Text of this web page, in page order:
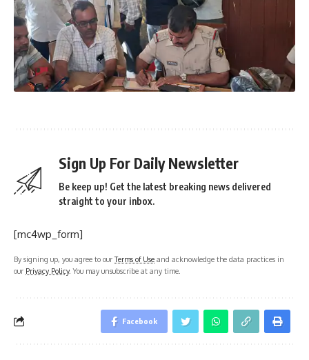
Sign Up For Daily Newsletter
Be keep up! Get the latest breaking news delivered
straight to your inbox.
[mc4wp_form]
By signing up, you agree to ourTerms of Use and acknowledge the data practices in
our Privacy Policy. You may unsubscribe at any time.
Facebook